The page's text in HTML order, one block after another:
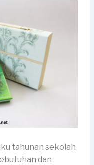
tahunan sekolah
dan